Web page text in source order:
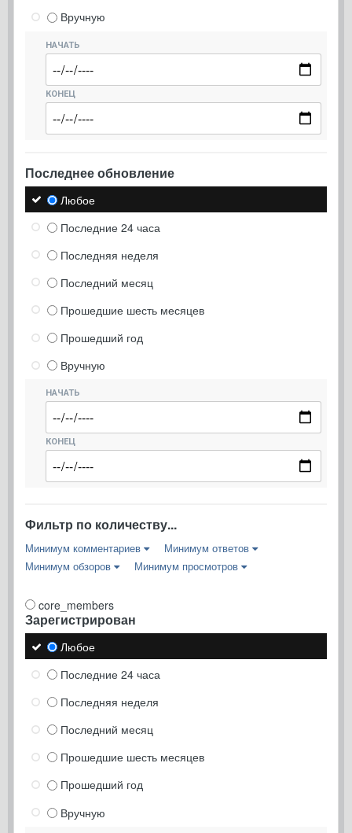
Вручную
НАЧАТЬ
КОНЕЦ
Последнее обновление
Любое
Последние 24 часа
Последняя неделя
Последний месяц
Прошедшие шесть месяцев
Прошедший год
Вручную
НАЧАТЬ
КОНЕЦ
Фильтр по количеству...
Минимум комментариев
Минимум ответов
Минимум обзоров
Минимум просмотров
core_members
Зарегистрирован
Любое
Последние 24 часа
Последняя неделя
Последний месяц
Прошедшие шесть месяцев
Прошедший год
Вручную